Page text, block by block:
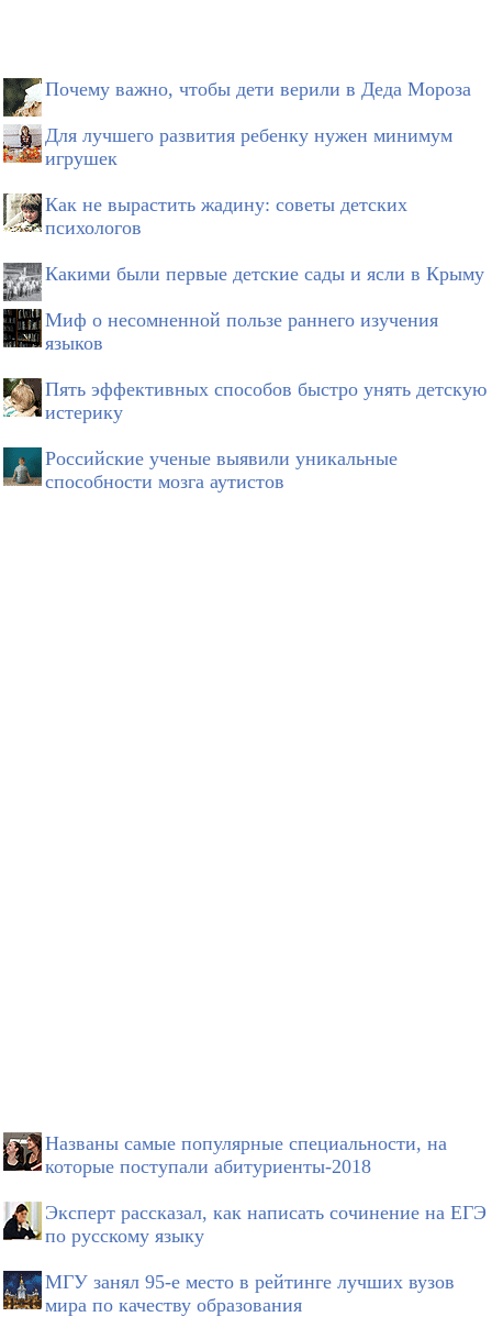
Почему важно, чтобы дети верили в Деда Мороза
Для лучшего развития ребенку нужен минимум
игрушек
Как не вырастить жадину: советы детских
психологов
Какими были первые детские сады и ясли в Крыму
Миф о несомненной пользе раннего изучения
языков
Пять эффективных способов быстро унять детскую
истерику
Российские ученые выявили уникальные
способности мозга аутистов
Названы самые популярные специальности, на
которые поступали абитуриенты-2018
Эксперт рассказал, как написать сочинение на ЕГЭ
по русскому языку
МГУ занял 95-е место в рейтинге лучших вузов
мира по качеству образования